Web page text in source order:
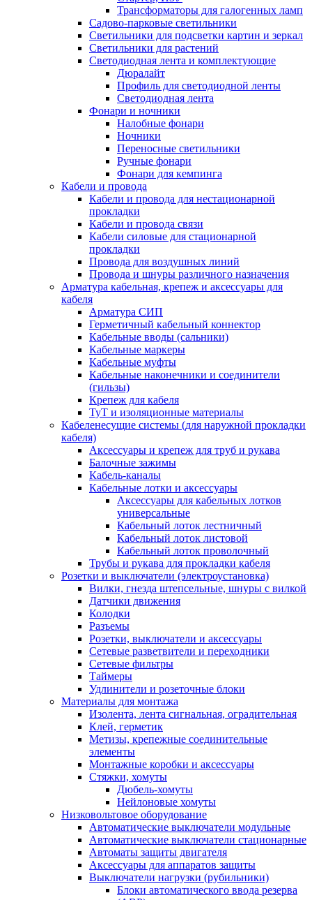
Трансформаторы для галогенных ламп
Садово-парковые светильники
Светильники для подсветки картин и зеркал
Светильники для растений
Светодиодная лента и комплектующие
Дюралайт
Профиль для светодиодной ленты
Светодиодная лента
Фонари и ночники
Налобные фонари
Ночники
Переносные светильники
Ручные фонари
Фонари для кемпинга
Кабели и провода
Кабели и провода для нестационарной
прокладки
Кабели и провода связи
Кабели силовые для стационарной
прокладки
Провода для воздушных линий
Провода и шнуры различного назначения
Арматура кабельная, крепеж и аксессуары для
кабеля
Арматура СИП
Герметичный кабельный коннектор
Кабельные вводы (сальники)
Кабельные маркеры
Кабельные муфты
Кабельные наконечники и соединители
(гильзы)
Крепеж для кабеля
ТуТ и изоляционные материалы
Кабеленесущие системы (для наружной прокладки
кабеля)
Аксессуары и крепеж для труб и рукава
Балочные зажимы
Кабель-каналы
Кабельные лотки и аксессуары
Аксессуары для кабельных лотков
универсальные
Кабельный лоток лестничный
Кабельный лоток листовой
Кабельный лоток проволочный
Трубы и рукава для прокладки кабеля
Розетки и выключатели (электроустановка)
Вилки, гнезда штепсельные, шнуры с вилкой
Датчики движения
Колодки
Разъемы
Розетки, выключатели и аксессуары
Сетевые разветвители и переходники
Сетевые фильтры
Таймеры
Удлинители и розеточные блоки
Материалы для монтажа
Изолента, лента сигнальная, оградительная
Клей, герметик
Метизы, крепежные соединительные
элементы
Монтажные коробки и аксессуары
Стяжки, хомуты
Дюбель-хомуты
Нейлоновые хомуты
Низковольтовое оборудование
Автоматические выключатели модульные
Автоматические выключатели стационарные
Автоматы защиты двигателя
Аксессуары для аппаратов защиты
Выключатели нагрузки (рубильники)
Блоки автоматического ввода резерва